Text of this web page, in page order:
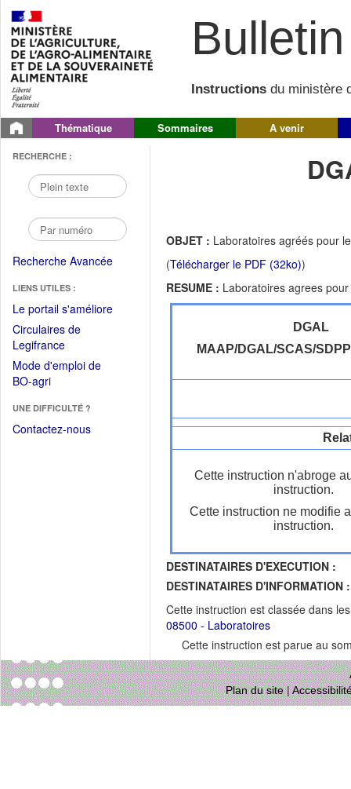
Instructions du ministère
Thématique Sommaires A venir
RECHERCHE :
Recherche Avancée
LIENS UTILES :
Le portail s'améliore(Fichier
Circulaires de
Legifrance(Ouvrir
dans
une
fenêtre)
Mode d'emploi de
BO-agri(Ouvrir
une
nouvelle
UNE DIFFICULTÉ ?
Contactez-nous
OBJET : Laboratoires agréés pour
(Télécharger le PDF (32ko))
RESUME : Laboratoires agrees
DGAL
MAAP/DGAL/SCAS/
Cette instruction n'abroge
instruction.
Cette instruction ne modifie
instruction.
DESTINATAIRES D'EXECUTION :
DESTINATAIRES D'INFORMATION :
Cette instruction est classée dans
08500 - Laboratoires
Cette instruction est parue au
Plan du site|